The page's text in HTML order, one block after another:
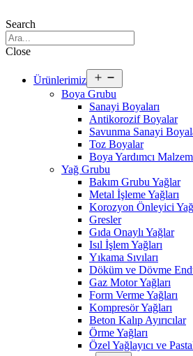
Search
Close
Ürünlerimiz
menu
Boya Grubu
Sanayi Boyaları
Antikorozif Boyalar
Savunma Sanayi
Toz Boyalar
Boya Yardımcı
Yağ Grubu
Bakım Grubu Yağlar
Metal İşleme Yağları
Korozyon Önleyici
Gresler
Gıda Onaylı Yağlar
Isıl İşlem Yağları
Yıkama Sıvıları
Döküm ve Dövme
Gaz Motor Yağları
Form Verme Yağları
Kompresör Yağları
Beton Kalıp Ayırıcılar
Örme Yağları
Özel Yağlayıcı ve